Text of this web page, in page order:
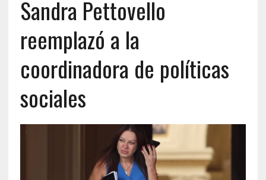
Sandra Pettovello
reemplazó a la
coordinadora de políticas
sociales